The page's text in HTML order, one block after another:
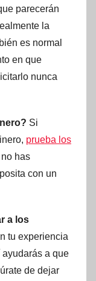
parecerán
la
es normal
en que
nunca
Si
prueba los
has
con un
a los
tu experiencia
a que
de dejar